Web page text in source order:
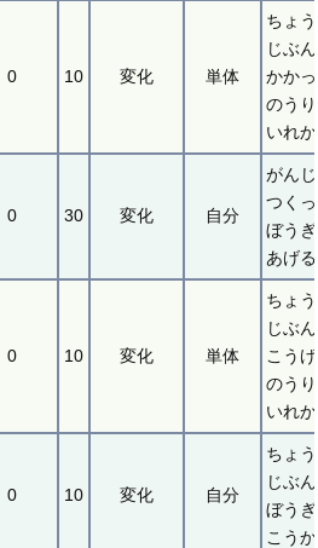
0 10 変化 単体
ちょ
じぶ
かか
のう
いれ
0 30 変化 自分
がん
つく
ぼう
あげ
0 10 変化 単体
ちょ
じぶ
こう
のう
いれ
0 10 変化 自分
ちょ
じぶ
ぼう
こう